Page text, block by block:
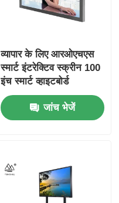
व्यापार के लिए आरओएचएस
स्मार्ट इंटरेक्टिव स्क्रीन 100
इंच स्मार्ट व्हाइटबोर्ड
जांच भेजें